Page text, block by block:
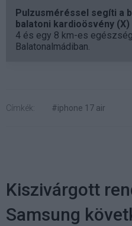
Pulzusméréssel segíti a
balatoni kardioösvény (X)
4 és egy 8 km-es
Balatonalmádiban.
Címkék: #iphone 17 air
Kiszivárgott
Samsung